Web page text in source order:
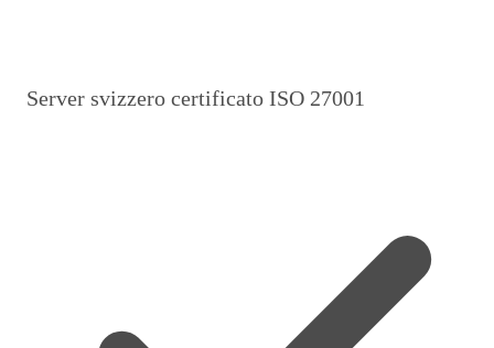
Server svizzero certificato ISO 27001